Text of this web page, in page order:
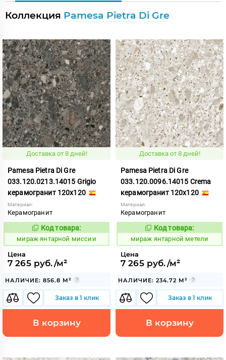
Коллекция Pamesa Pietra Di Gre
Доставка от 8 дней!
Pamesa Pietra Di Gre
033.120.0213.14015 Grigio
керамогранит 120x120
Материал:
Керамогранит
999802
Код товара:
мираж янтарной миссии
Цена
7 265 руб./м²
НАЛИЧИЕ: 856.8 М²
Заказ в 1 клик
В корзину
Доставка от 8 дней!
Pamesa Pietra Di Gre
033.120.0096.14015 Crema
керамогранит 120x120
Материал:
Керамогранит
999800
Код товара:
мираж янтарной метели
Цена
7 265 руб./м²
НАЛИЧИЕ: 234.72 М²
Заказ в 1 клик
В корзину